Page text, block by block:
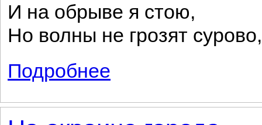
И на обрыве я стою,
Но волны не грозят сурово,
Подробнее